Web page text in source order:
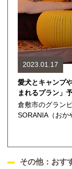
2023.01.17
愛犬とキャンプ
まれるプラン」
倉敷市のグラン
SORANIA（おか
その他：おす